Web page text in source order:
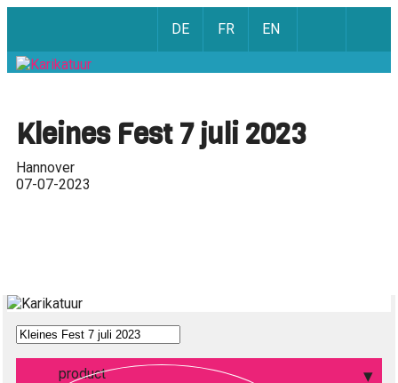
DE FR EN
Kleines Fest 7 juli 2023
Hannover
07-07-2023
product